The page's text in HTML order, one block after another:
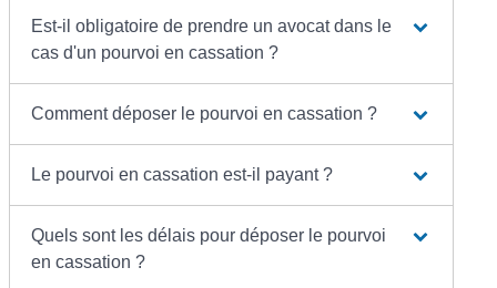
Est-il obligatoire de prendre un avocat dans le
cas d'un pourvoi en cassation ?
Comment déposer le pourvoi en cassation ?
Le pourvoi en cassation est-il payant ?
Quels sont les délais pour déposer le pourvoi
en cassation ?